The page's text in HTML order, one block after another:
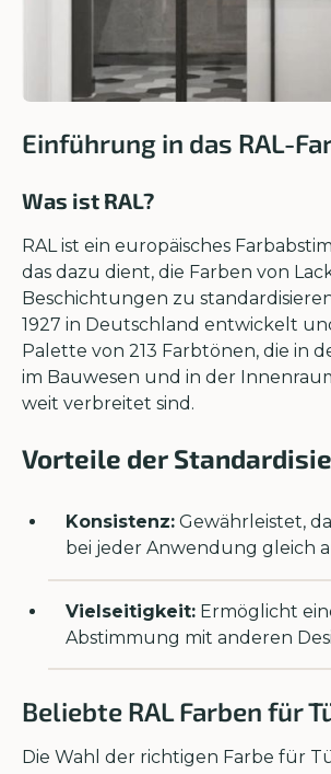
Einführung in das RAL-
Was ist RAL?
RAL ist ein europäisches
das dazu dient, die Farben von
Beschichtungen zu
1927 in Deutschland entwickelt
Palette von 213 Farbtönen, die in
im Bauwesen und in der
weit verbreitet sind.
Vorteile der
Konsistenz: Gewährleistet,
bei jeder Anwendung gleich
Vielseitigkeit: Ermöglicht
Abstimmung mit anderen
Beliebte RAL Farben für
Die Wahl der richtigen Farbe für